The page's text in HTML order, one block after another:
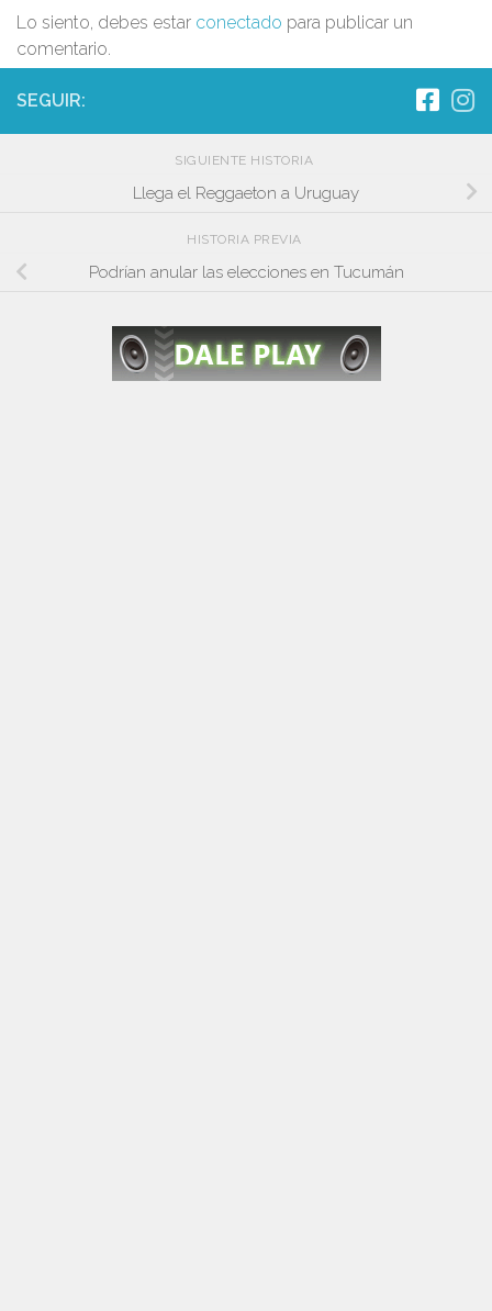
Lo siento, debes estar conectado para publicar un
comentario.
SEGUIR:
SIGUIENTE HISTORIA
Llega el Reggaeton a Uruguay
HISTORIA PREVIA
Podrían anular las elecciones en Tucumán